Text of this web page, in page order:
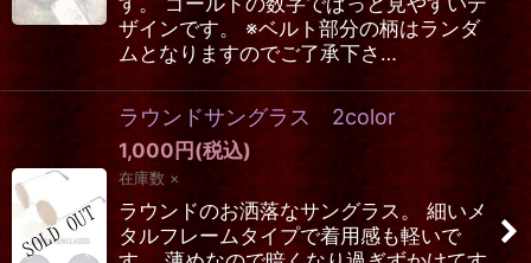
ザインです。 ※ベルト部分の柄はランダ
ムとなりますのでご了承下さ…
ラウンドサングラス 2color
1,000 円 (税込)
在庫数 ×
ラウンドのお洒落なサングラス。 細いメ
タルフレームタイプで着用感も軽いで